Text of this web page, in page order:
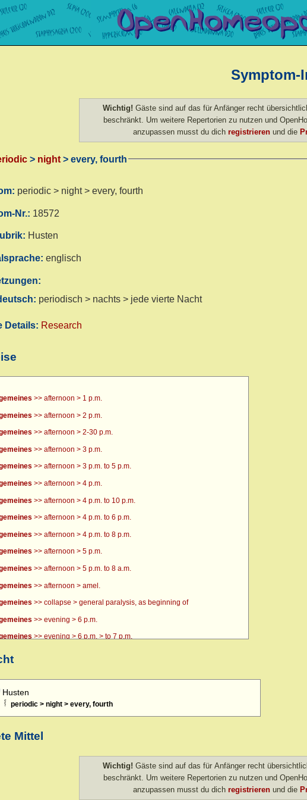
Symptom-
Wichtig! Gäste sind auf das für Anfänger recht
beschränkt. Um weitere Repertorien zu nutzen und
anzupassen musst du dich registrieren und die
> night > every, fourth
periodic > night > every, fourth
Nr.: 18572
Husten
englisch
periodisch > nachts > jede vierte Nacht
Details: Research
>> afternoon > 1 p.m.
>> afternoon > 2 p.m.
>> afternoon > 2-30 p.m.
>> afternoon > 3 p.m.
>> afternoon > 3 p.m. to 5 p.m.
>> afternoon > 4 p.m.
>> afternoon > 4 p.m. to 10 p.m.
>> afternoon > 4 p.m. to 6 p.m.
>> afternoon > 4 p.m. to 8 p.m.
>> afternoon > 5 p.m.
>> afternoon > 5 p.m. to 8 a.m.
>> afternoon > amel.
>> collapse > general paralysis, as beginning of
>> evening > 6 p.m.
>> evening > 6 p.m. > to 7 p.m.
>> evening > amel.
>> evening > eating > after
>> evening > eating > amel.
>> evening > every other evening
>> evening > lying down after agg.
Husten
periodic > night > every, fourth
Mittel
Wichtig! Gäste sind auf das für Anfänger recht
beschränkt. Um weitere Repertorien zu nutzen und
anzupassen musst du dich registrieren und die